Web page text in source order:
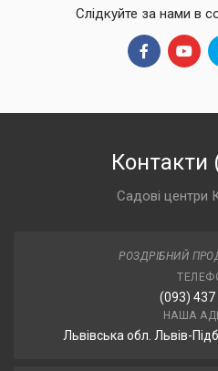
Слідкуйте за нами в
Контакти
Садові центри
РОЗДРІБНИЙ
(093) 437
НАША
Львівська обл. Львів-